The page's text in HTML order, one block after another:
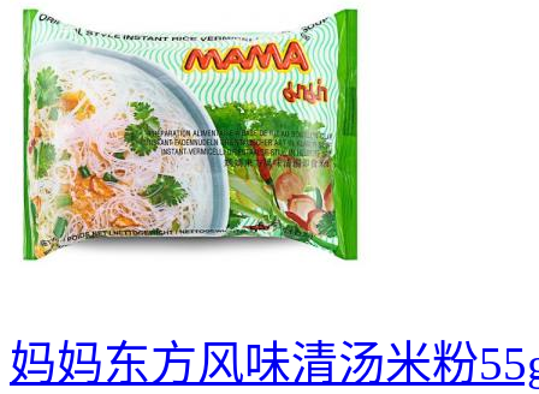
妈妈东方风味清汤米粉